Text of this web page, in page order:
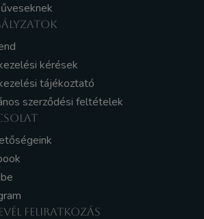
kérések
tájékoztató
szerződési feltételek
FELIRATKOZÁS